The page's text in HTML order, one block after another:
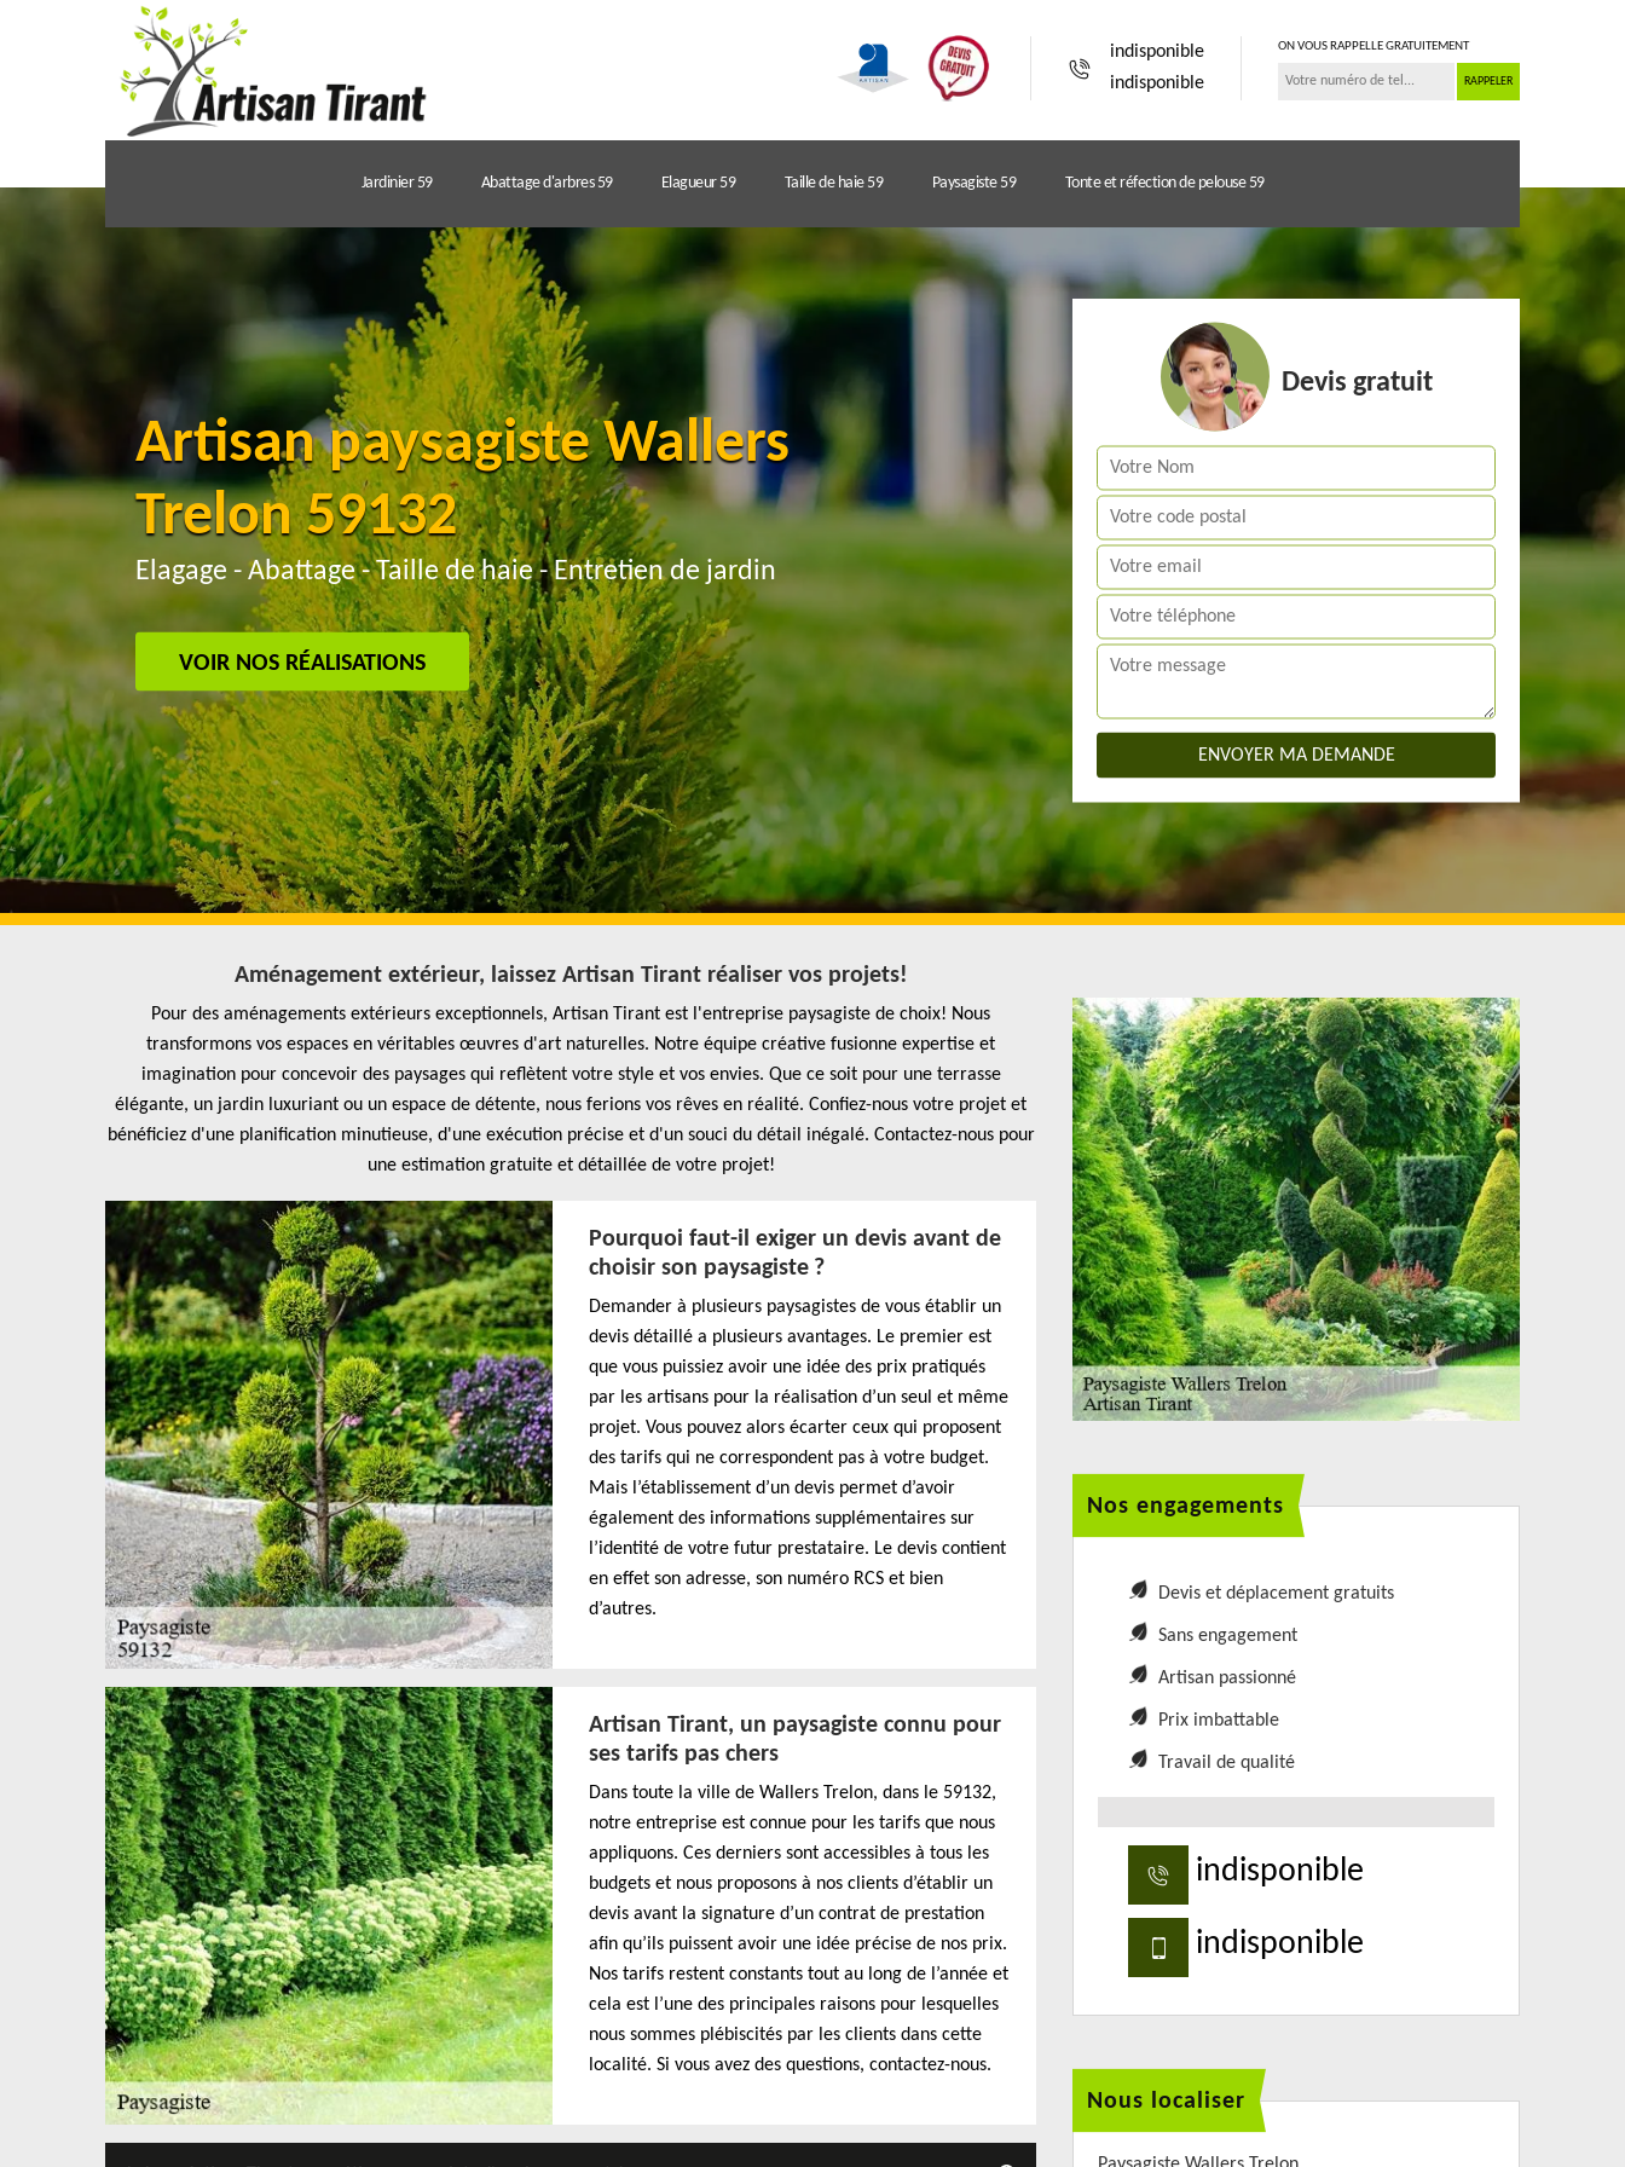
indisponible
indisponible
ON VOUS RAPPELLE GRATUITEMENT
Jardinier 59 Abattage d'arbres 59 Elagueur 59 Taille de haie 59 Paysagiste 59 Tonte et réfection de pelouse 59
Artisan paysagiste Wallers
Trelon 59132
Elagage - Abattage - Taille de haie - Entretien de jardin
VOIR NOS RÉALISATIONS
Devis gratuit
Aménagement extérieur, laissez Artisan Tirant réaliser vos projets!
Pour des aménagements extérieurs exceptionnels, Artisan Tirant est l'entreprise paysagiste de choix! Nous
transformons vos espaces en véritables œuvres d'art naturelles. Notre équipe créative fusionne expertise et
imagination pour concevoir des paysages qui reflètent votre style et vos envies. Que ce soit pour une terrasse
élégante, un jardin luxuriant ou un espace de détente, nous ferions vos rêves en réalité. Confiez-nous votre projet et
bénéficiez d'une planification minutieuse, d'une exécution précise et d'un souci du détail inégalé. Contactez-nous pour
une estimation gratuite et détaillée de votre projet!
Pourquoi faut-il exiger un devis avant de
choisir son paysagiste ?
Demander à plusieurs paysagistes de vous établir un
devis détaillé a plusieurs avantages. Le premier est
que vous puissiez avoir une idée des prix pratiqués
par les artisans pour la réalisation d’un seul et même
projet. Vous pouvez alors écarter ceux qui proposent
des tarifs qui ne correspondent pas à votre budget.
Mais l’établissement d’un devis permet d’avoir
également des informations supplémentaires sur
l’identité de votre futur prestataire. Le devis contient
en effet son adresse, son numéro RCS et bien
d’autres.
Artisan Tirant, un paysagiste connu pour
ses tarifs pas chers
Dans toute la ville de Wallers Trelon, dans le 59132,
notre entreprise est connue pour les tarifs que nous
appliquons. Ces derniers sont accessibles à tous les
budgets et nous proposons à nos clients d’établir un
devis avant la signature d’un contrat de prestation
afin qu’ils puissent avoir une idée précise de nos prix.
Nos tarifs restent constants tout au long de l’année et
cela est l’une des principales raisons pour lesquelles
nous sommes plébiscités par les clients dans cette
localité. Si vous avez des questions, contactez-nous.
Nos engagements
Devis et déplacement gratuits
Sans engagement
Artisan passionné
Prix imbattable
Travail de qualité
indisponible
indisponible
Nous localiser